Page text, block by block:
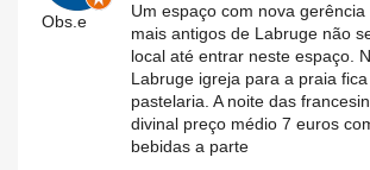
Obs.e
Um espaço com nova
mais antigos de Labruge não
local até entrar neste espaço.
Labruge igreja para a praia
pastelaria. A noite das
divinal preço médio 7 euros
bebidas a parte